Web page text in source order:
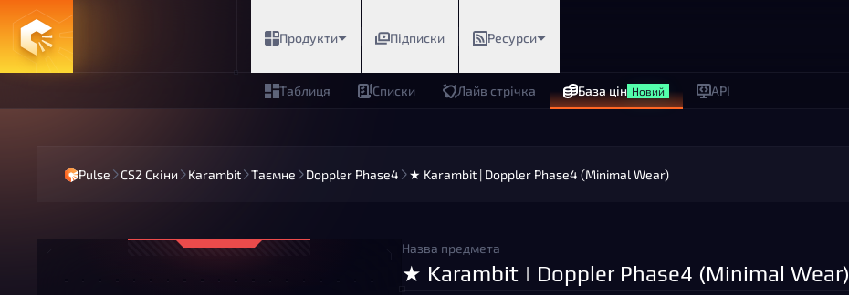
Продукти Підписки Ресурси
Таблиця Списки Лайв стрічка База цін Новий API
Pulse CS2 Скіни Karambit Таємне Doppler Phase4 ★ Karambit | Doppler Phase4 (Minimal Wear)
Назва предмета
★ Karambit | Doppler Phase4 (Minimal Wear)